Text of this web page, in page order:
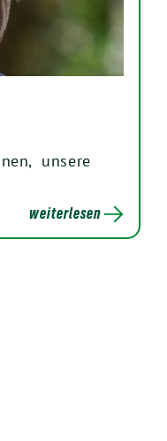
unsere
weiterlesen